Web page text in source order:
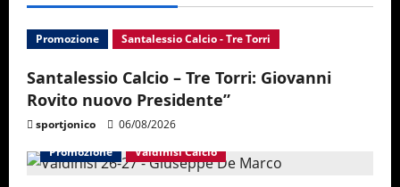
Promozione Santalessio Calcio - Tre Torri
Santalessio Calcio – Tre Torri: Giovanni
Rovito nuovo Presidente”
sportjonico
06/08/2026
Promozione
Valdinisi Calcio